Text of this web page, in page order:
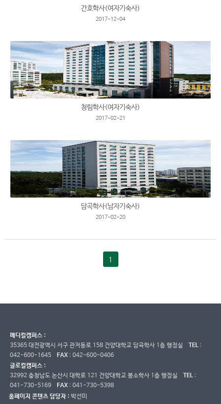
간호학사(여자기숙사)
2017-12-04
청림학사(여자기숙사)
2017-02-21
담곡학사(남자기숙사)
2017-02-20
1
메디컬캠퍼스 :
35365 대전광역시 서구 관저동로 158 건양대학교 담곡학사 1층 행정실
TEL:
042-600-1645
FAX : 042-600-0406
글로컬캠퍼스 :
32992 충청남도 논산시 대학로 121 건양대학교 봉소학사 1층 행정실
TEL:
041-730-5169
FAX : 041-730-5398
홈페이지 콘텐츠 담당자 : 박선미